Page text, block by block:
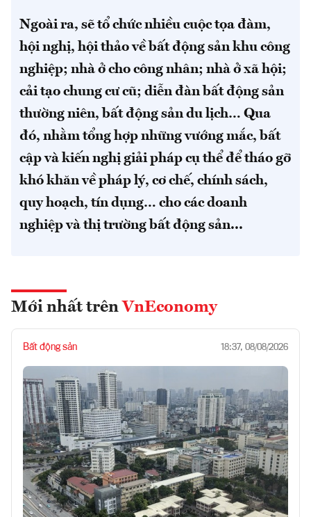
Ngoài ra, sẽ tổ chức nhiều cuộc tọa đàm,
hội nghị, hội thảo về bất động sản khu công
nghiệp; nhà ở cho công nhân; nhà ở xã hội;
cải tạo chung cư cũ; diễn đàn bất động sản
thường niên, bất động sản du lịch… Qua
đó, nhằm tổng hợp những vướng mắc, bất
cập và kiến nghị giải pháp cụ thể để tháo gỡ
khó khăn về pháp lý, cơ chế, chính sách,
quy hoạch, tín dụng… cho các doanh
nghiệp và thị trường bất động sản...
Mới nhất trên VnEconomy
Bất động sản 18:37, 08/08/2026